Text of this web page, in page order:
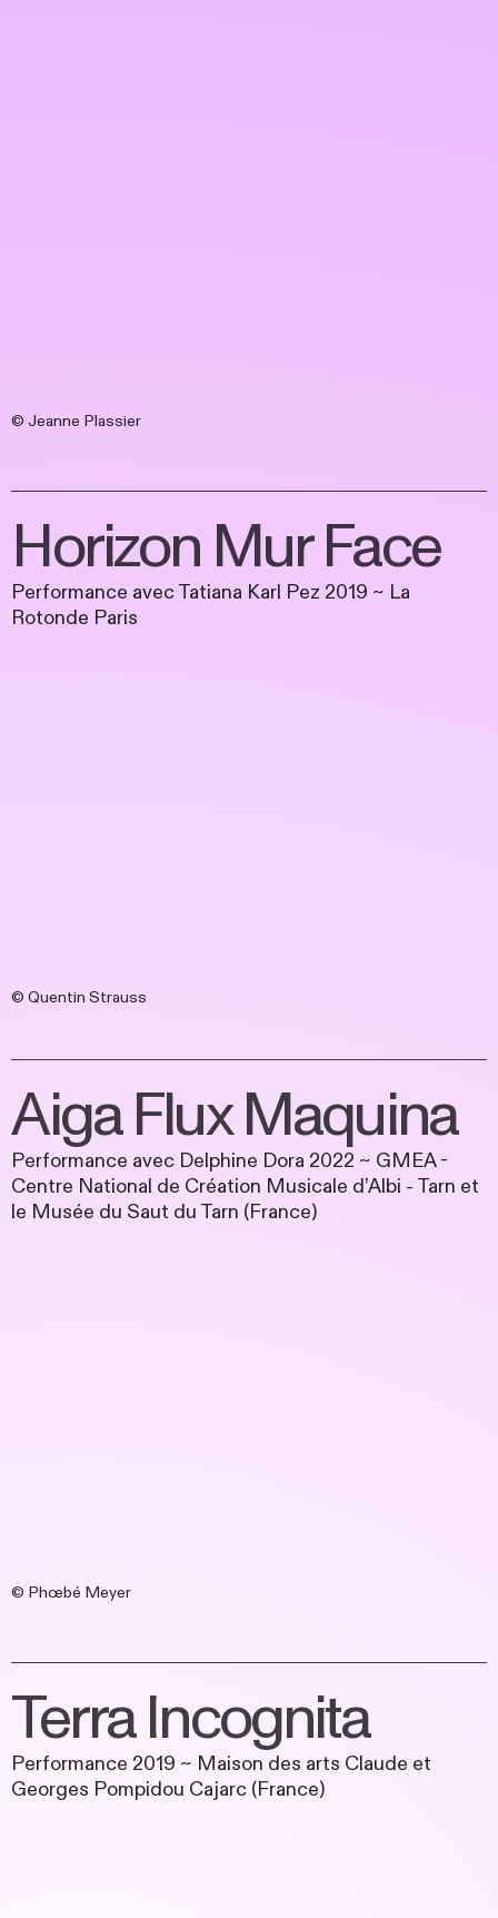
© Jeanne Plassier
Horizon Mur Face
Performance avec Tatiana Karl Pez 2019 ~ La
Rotonde Paris
© Quentin Strauss
Aiga Flux Maquina
Performance avec Delphine Dora 2022 ~ GMEA -
Centre National de Création Musicale d’Albi - Tarn et
le Musée du Saut du Tarn (France)
© Phœbé Meyer
Terra Incognita
Performance 2019 ~ Maison des arts Claude et
Georges Pompidou Cajarc (France)